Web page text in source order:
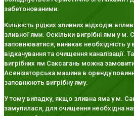
забетонованими.
Кількість рідких зливних відходів
зливної ями. Оскільки вигрібні ями у м.
заповнюватися, виникає необхідність у
відкачування та очищення каналізації.
вигрібних ям Саксагань можна
Асенізаторська машина в оренду
заповнюють вигрібну яму.
У тому випадку, якщо зливна яма у м.
замулилася, для очищення необхідна